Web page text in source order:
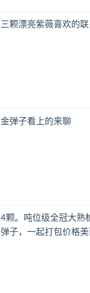
三颗漂亮紫薇喜欢的联
金弹子看上的来聊
4颗。吨位级全冠大熟
弹子，一起打包价格美